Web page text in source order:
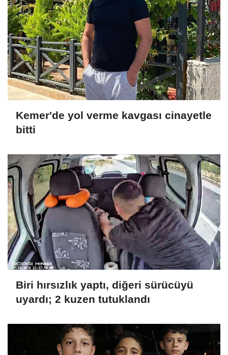
Kemer'de yol verme kavgası cinayetle
bitti
Biri hırsızlık yaptı, diğeri sürücüyü
uyardı; 2 kuzen tutuklandı